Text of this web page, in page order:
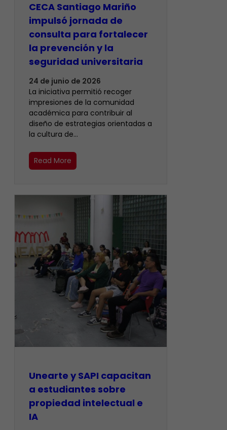
CECA Santiago Mariño
impulsó jornada de
consulta para fortalecer
la prevención y la
seguridad universitaria
24 de junio de 2026
La iniciativa permitió recoger
impresiones de la comunidad
académica para contribuir al
diseño de estrategias orientadas a
la cultura de…
Read More
Unearte y SAPI capacitan
a estudiantes sobre
propiedad intelectual e
IA